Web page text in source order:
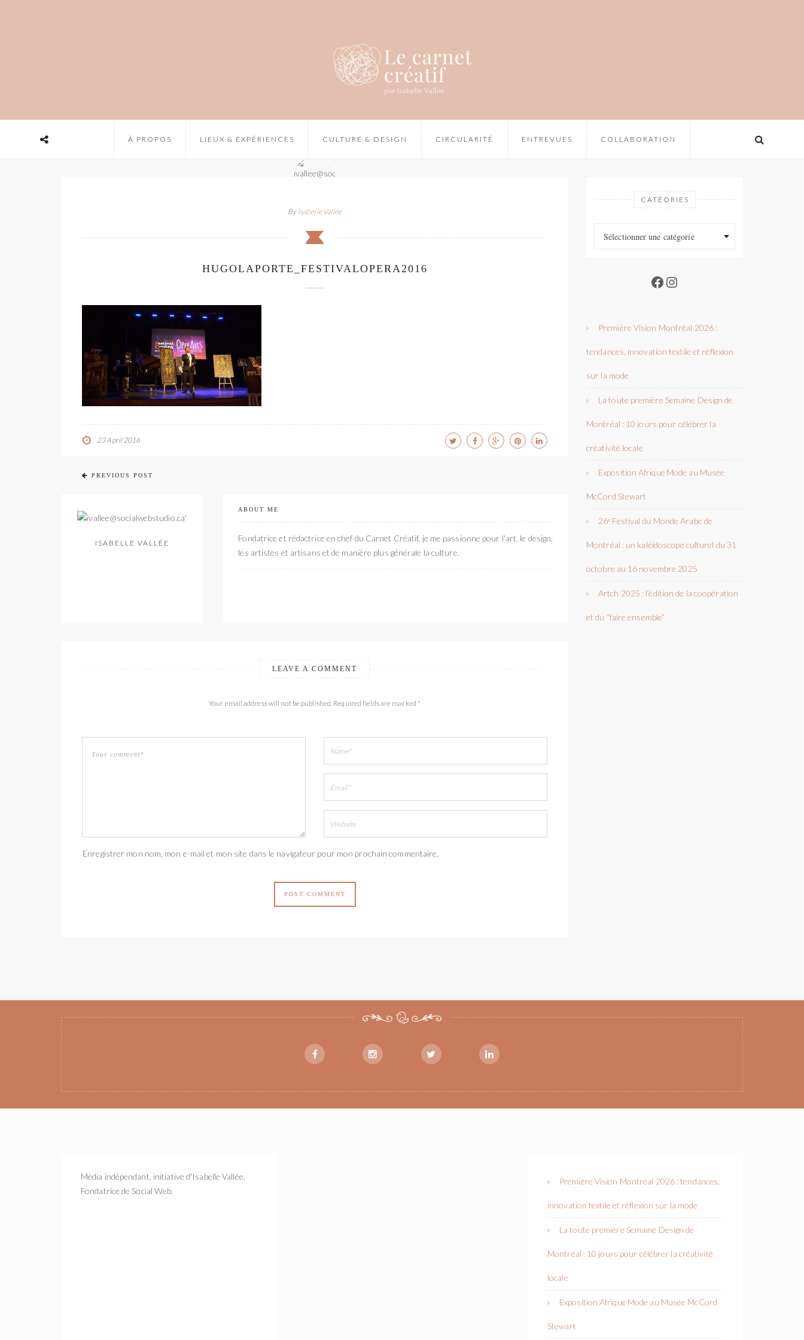
À PROPOS LIEUX & EXPÉRIENCES CULTURE & DESIGN CIRCULARITÉ ENTREVUES COLLABORATION
ByIsabelle Vallée
HUGOLAPORTE_FESTIVALOPERA2016
23 April 2016
PREVIOUS POST
ISABELLE VALLÉE
ABOUT ME
Fondatrice et rédactrice en chef du Carnet Créatif, je me passionne pour l'art, le design,
les artistes et artisans et de manière plus générale la culture.
LEAVE A COMMENT
Your email address will not be published. Required fields are marked *
Enregistrer mon nom, mon e-mail et mon site dans le navigateur pour mon prochain commentaire.
CATÉORIES
Sélectionner une catégorie
Facebook
Instagram
Première Vision Montréal 2026 :
tendances, innovation textile et réflexion
sur la mode
La toute première Semaine Design de
Montréal : 10 jours pour célébrer la
créativité locale
Exposition Afrique Mode au Musée
McCord Stewart
26ᵉ Festival du Monde Arabe de
Montréal : un kaléidoscope culturel du 31
octobre au 16 novembre 2025
Artch 2025 : l’édition de la coopération
et du “faire ensemble”
Média indépendant, initiative d'Isabelle Vallée,
Fondatrice de Social Web.
Première Vision Montréal 2026 : tendances,
innovation textile et réflexion sur la mode
La toute première Semaine Design de
Montréal : 10 jours pour célébrer la créativité
locale
Exposition Afrique Mode au Musée McCord
Stewart